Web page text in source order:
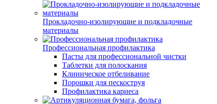
Прокладочно-изолирующие и подкладочные
материалы
Профессиональная профилактика
Пасты для профессиональной чистки
Таблетки для полоскания
Клиническое отбеливание
Порошки для пескоструя
Профилактика кариеса